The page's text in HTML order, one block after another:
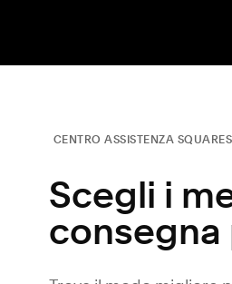
CENTRO ASSISTENZA
Scegli i
consegna